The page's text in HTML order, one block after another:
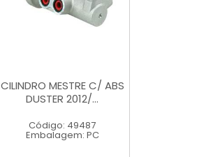
CILINDRO MESTRE C/ ABS
DUSTER 2012/...
Código: 49487
Embalagem: PC